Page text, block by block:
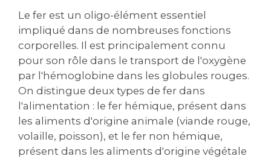
Le fer est un oligo-élément essentiel
impliqué dans de nombreuses fonctions
corporelles. Il est principalement connu
pour son rôle dans le transport de l'oxygène
par l'hémoglobine dans les globules rouges.
On distingue deux types de fer dans
l'alimentation : le fer hémique‚ présent dans
les aliments d'origine animale (viande rouge‚
volaille‚ poisson)‚ et le fer non hémique‚
présent dans les aliments d'origine végétale